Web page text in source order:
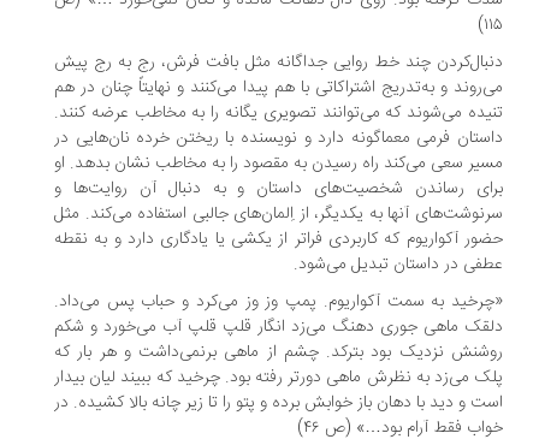
چند خط روایی جداگانه مثل بافت فرش، رج به رج پیش
و به‌تدریج اشتراکاتی با هم پیدا می‌کنند و نهایتاً چنان در هم
می‌شوند که می‌توانند تصویری یگانه را به مخاطب عرضه کنند.
فرمی معماگونه دارد و نویسنده با ریختن خرده نان‌هایی در
سعی می‌کند راه رسیدن به مقصود را به مخاطب نشان بدهد. او
رساندن شخصیت‌های داستان و به دنبال آن روایت‌ها و
آنها به یکدیگر، از اِلمان‌های جالبی استفاده می‌کند. مثل
آکواریوم که کاربردی فراتر از یکشی یا یادگاری دارد و به نقطه
در داستان تبدیل می‌شود.
به سمت آکواریوم. پمپ وز وز می‌کرد و حباب پس می‌داد.
ماهی جوری دهنگ می‌زد انگار قلپ قلپ آب می‌خورد و شکم
نزدیک بود بترکد. چشم از ماهی برنمی‌داشت و هر بار که
می‌زد به نظرش ماهی دورتر رفته بود. چرخید که ببیند لیان بیدار
و دید با دهان باز خوابش برده و پتو را تا زیر چانه بالا کشیده. در
فقط آرام بود…» (ص ۴۶)